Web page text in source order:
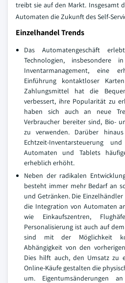
treibt sie auf den Markt. Insgesamt
Automaten die Zukunft des Self-
Einzelhandel Trends
Das Automatengeschäft
Technologien, insbesondere
Inventarmanagement, eine
Einführung kontaktloser
Zahlungsmittel hat die
verbessert, ihre Popularität zu
haben sich auch an neue
Verbraucher bereiter sind, Bio-
zu verwenden. Darüber
Echtzeit-Inventarsteuerung
Automaten und Tablets
erheblich erhöht.
Neben der radikalen
besteht immer mehr Bedarf an
und Getränken. Die
die Integration von Automaten
wie Einkaufszentren,
Personalisierung ist auch auf
sind mit der Möglichkeit
Abhängigkeit von den
Dies hilft auch, den Umsatz zu
Online-Käufe gestalten die
um. Eigentumsänderungen